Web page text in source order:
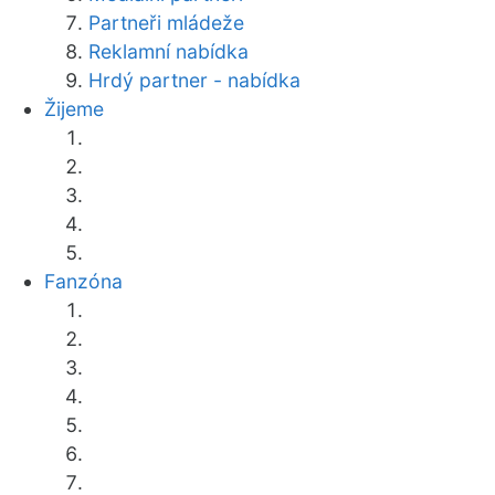
Partneři mládeže
Reklamní nabídka
Hrdý partner - nabídka
Žijeme
Fanzóna